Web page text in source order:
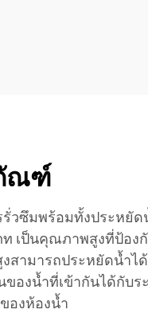
ณฑ์
รั่วซึมพร้อมทั้งประห
เป็นคุณภาพสูงที่ป้อง
ามารถประหยัดน้ำไ
องน้ำที่เข้ากันได้กับ
องห้องน้ำ